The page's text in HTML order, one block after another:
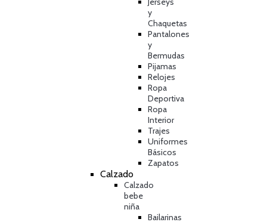
y
Chaquetas
Pantalones
y
Bermudas
Pijamas
Relojes
Ropa
Deportiva
Ropa
Interior
Trajes
Uniformes
Básicos
Zapatos
Calzado
Calzado
bebe
niña
Bailarinas